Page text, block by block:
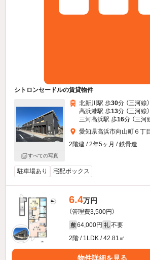
シトロンセードルの賃貸物件
すべての写真
北新川駅 歩30分 （三河線）
高浜港駅 歩13分 （三河線）
三河高浜駅 歩16分 （三河
愛知県高浜市向山町６丁
2階建 / 2年5ヶ月 / 鉄骨造
駐車場あり 宅配ボックス
6.4万円
（管理費3,500円）
敷 64,000円 礼 不要
2階 / 1LDK / 42.81㎡
物件詳細を見る